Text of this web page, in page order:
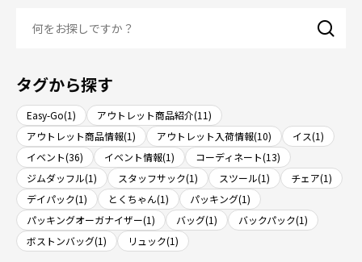
タグから探す
Easy-Go(1)
アウトレット商品紹介(11)
アウトレット商品情報(1)
アウトレット入荷情報(10)
イス(1)
イベント(36)
イベント情報(1)
コーディネート(13)
ジムダッフル(1)
スタッフサック(1) スツール(1)
チェア(1)
デイパック(1)
とくちゃん(1)
パッキング(1)
パッキングオーガナイザー(1)
バッグ(1)
バックパック(1)
ボストンバッグ(1)
リュック(1)